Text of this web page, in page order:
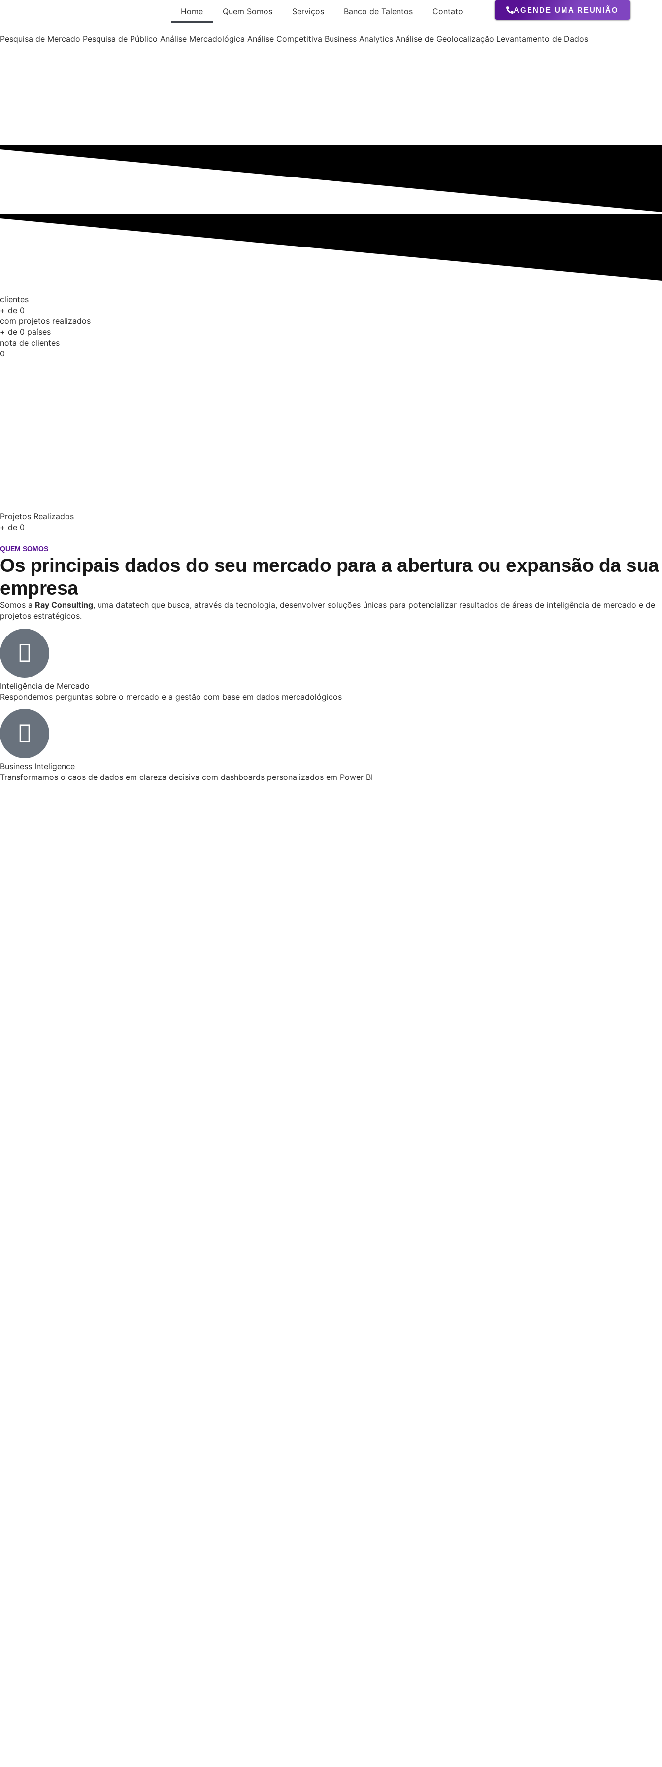
Home Quem Somos Serviços Banco de Talentos Contato AGENDE UMA REUNIÃO
Pesquisa de Mercado Pesquisa de Público Análise Mercadológica Análise Competitiva Business Analytics Análise de Geolocalização Levantamento de Dados
clientes
+ de 0
com projetos realizados
+ de 0 países
nota de clientes
0
Projetos Realizados
+ de 0
QUEM SOMOS
Os principais dados do seu mercado para a abertura ou expansão da sua
empresa
Somos a Ray Consulting, uma datatech que busca, através da tecnologia, desenvolver soluções únicas para potencializar resultados de áreas de inteligência de mercado e de
projetos estratégicos.
Inteligência de Mercado
Respondemos perguntas sobre o mercado e a gestão com base em dados mercadológicos
Business Inteligence
Transformamos o caos de dados em clareza decisiva com dashboards personalizados em Power BI